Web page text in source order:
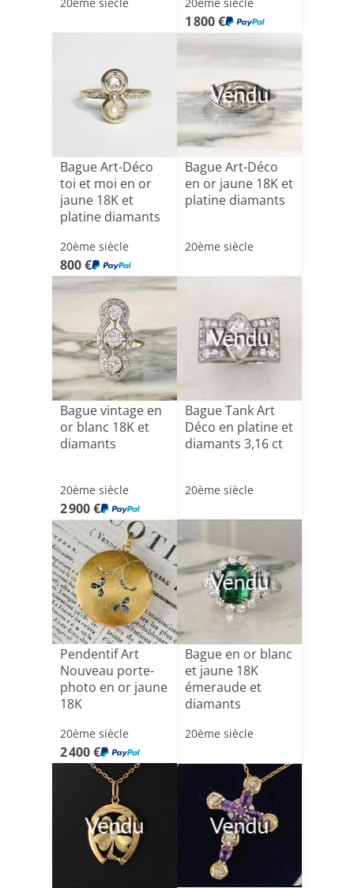
1 800 €
Bague Art-Déco
toi et moi en or
jaune 18K et
platine diamants
20ème siècle
800 €
Vendu
Bague Art-Déco
en or jaune 18K et
platine diamants
20ème siècle
Bague vintage en
or blanc 18K et
diamants
20ème siècle
2 900 €
Vendu
Bague Tank Art
Déco en platine et
diamants 3,16 ct
20ème siècle
Pendentif Art
Nouveau porte-
photo en or jaune
18K
20ème siècle
2 400 €
Vendu
Bague en or blanc
et jaune 18K
émeraude et
diamants
20ème siècle
Vendu Vendu